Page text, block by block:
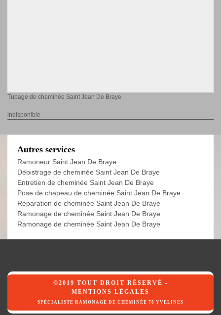
Tubage de cheminée Saint Jean De Braye
indisponible
Autres services
Ramoneur Saint Jean De Braye
Débistrage de cheminée Saint Jean De Braye
Entretien de cheminée Saint Jean De Braye
Pose de chapeau de cheminée Saint Jean De Braye
Réparation de cheminée Saint Jean De Braye
Ramonage de cheminée Saint Jean De Braye
Ramonage de cheminée Saint Jean De Braye
©2019 TOUT DROIT RÉSERVÉ -
MENTIONS LÉGALES
SPÉCIALISTE RAMONAGE DE CHEMINÉE 78 YVELINES